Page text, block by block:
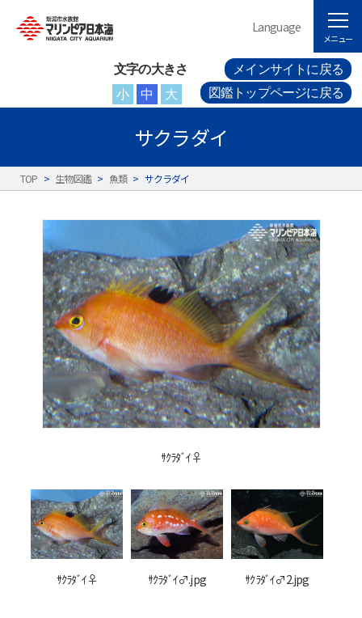
文字の大きさ
小
中 大
メインサイトに戻る
図鑑トップページに戻る
Language
メニュー
サクラダイ
TOP > 生物図鑑 > 魚類 > サクラダイ
ｻｸﾗﾀﾞｲ♀
ｻｸﾗﾀﾞｲ♀ ｻｸﾗﾀﾞｲ♂.jpg ｻｸﾗﾀﾞｲ♂2.jpg